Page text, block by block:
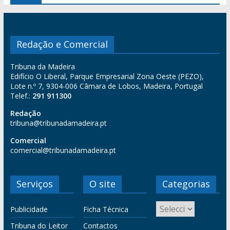
Redação e Comercial
Tribuna da Madeira
Edifício O Liberal, Parque Empresarial Zona Oeste (PEZO),
Lote n.º 7, 9304-006 Câmara de Lobos, Madeira, Portugal
Telef.: 291 911300
Redação
tribuna@tribunadamadeira.pt
Comercial
comercial@tribunadamadeira.pt
Serviços
Publicidade
Tribuna do Leitor
O site
Ficha Técnica
Contactos
Categorias